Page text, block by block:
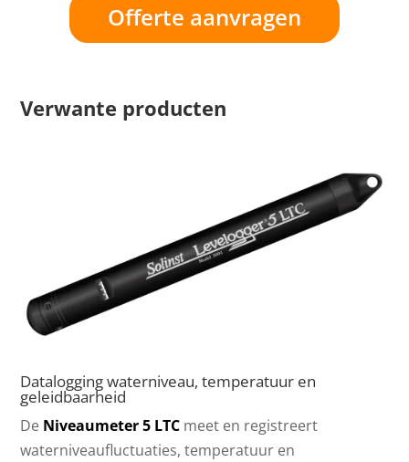
Offerte aanvragen
Verwante producten
Datalogging waterniveau, temperatuur en
geleidbaarheid
De Niveaumeter 5 LTC meet en registreert
waterniveaufluctuaties, temperatuur en